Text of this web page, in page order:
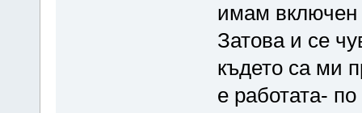
имам включен
Затова и се
където са ми
е работата-